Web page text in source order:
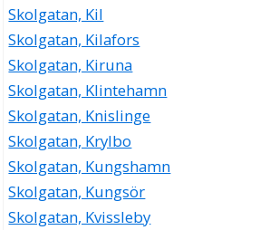
Skolgatan, Kil
Skolgatan, Kilafors
Skolgatan, Kiruna
Skolgatan, Klintehamn
Skolgatan, Knislinge
Skolgatan, Krylbo
Skolgatan, Kungshamn
Skolgatan, Kungsör
Skolgatan, Kvissleby